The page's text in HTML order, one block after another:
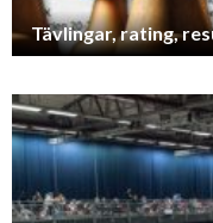
Tävlingar, rating,